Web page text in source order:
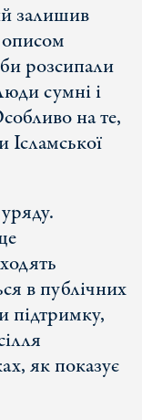
залишив
розсипали
сумні і
на те,
в публічних
підтримку,
як показує